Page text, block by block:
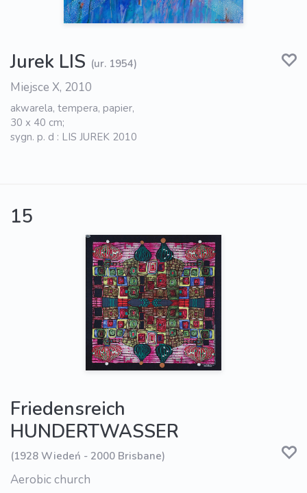
Jurek LIS (ur. 1954)
Miejsce X, 2010
akwarela, tempera, papier,
30 x 40 cm;
sygn. p. d : LIS JUREK 2010
15
Friedensreich
HUNDERTWASSER
(1928 Wiedeń - 2000 Brisbane)
Aerobic church